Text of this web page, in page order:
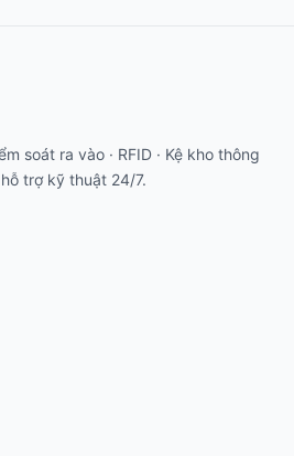
soát ra vào · RFID · Kệ kho thông
trợ kỹ thuật 24/7.